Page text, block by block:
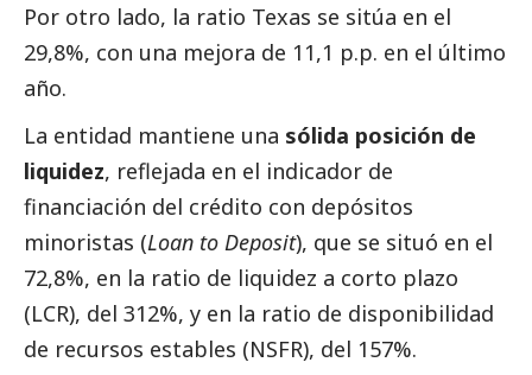
Por otro lado, la ratio Texas se sitúa en el
29,8%, con una mejora de 11,1 p.p. en el último
año.
La entidad mantiene una sólida posición de
liquidez, reflejada en el indicador de
financiación del crédito con depósitos
minoristas (Loan to Deposit), que se situó en el
72,8%, en la ratio de liquidez a corto plazo
(LCR), del 312%, y en la ratio de disponibilidad
de recursos estables (NSFR), del 157%.